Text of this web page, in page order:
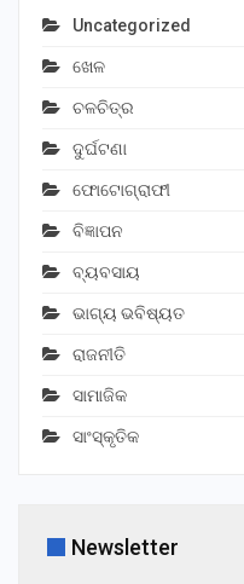
Uncategorized
ଖେଳ
ଚଳଚିତ୍ର
ଦୁର୍ଘଟଣା
ଫୋଟୋଗ୍ରାଫୀ
ବିଜ୍ଞାପନ
ବ୍ୟବସାୟ
ଭାଗ୍ୟ ଭବିଷ୍ୟତ
ରାଜନୀତି
ସାମାଜିକ
ସାଂସ୍କୃତିକ
Newsletter